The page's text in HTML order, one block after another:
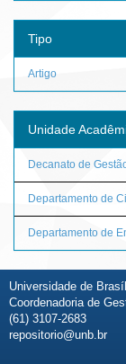
Tipo
Artigo
Unidade
Decanato de
Departamento de
Departamento de
Universidade de
Coordenadoria de
(61) 3107-2683
repositorio@unb.br